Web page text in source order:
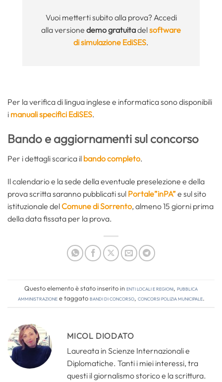
Vuoi metterti subito alla prova? Accedi
alla versione demo gratuitadelsoftware
di simulazione EdiSES.
Per la verifica di lingua inglese e informatica sono disponibili
i manuali specifici EdiSES.
Bando e aggiornamenti sul concorso
Per i dettagli scarica il bando completo.
Il calendario e la sede della eventuale preselezione e della
prova scritta saranno pubblicati sul Portale”inPA”e sul sito
istituzionale delComune di Sorrento, almeno 15 giorni prima
della data fissata per la prova.
Questo elemento è stato inserito inEnti locali e regioni, Pubblica
amministrazionee taggatobandi di concorso, concorsi polizia municipale.
MICOL DIODATO
Laureata in Scienze Internazionali e
Diplomatiche. Tanti i miei interessi, tra
questi il giornalismo storico e la scrittura.